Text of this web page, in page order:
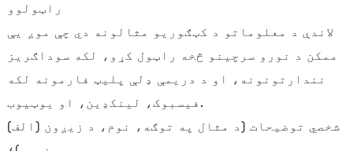
راټولوو
لاندې د معلوماتو د کټګوریو مثالونه دي چې موږ یې
ممکن د نورو سرچینو څخه راټول کړو، لکه سوداګریز
نندارتونونه، او د دریمې ډلې پلیټ فارمونه لکه
فیسبوک، لینکډین، او یوټیوب.
(الف) شخصي توضیحات (د مثال په توګه، نوم، د زیږون